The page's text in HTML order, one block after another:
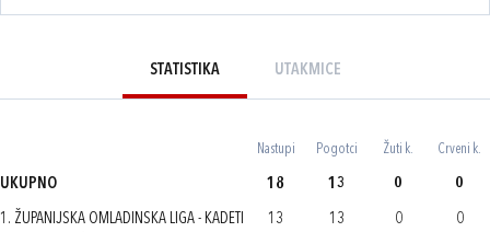
STATISTIKA UTAKMICE
Nastupi Pogotci Žuti k. Crveni k.
UKUPNO 18 13 0 0
1. ŽUPANIJSKA OMLADINSKA LIGA - KADETI
13 13 0 0